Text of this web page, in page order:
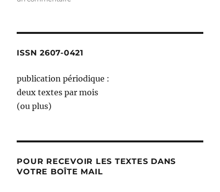
ISSN 2607-0421
publication périodique :
deux textes par mois
(ou plus)
POUR RECEVOIR LES TEXTES DANS
VOTRE BOÎTE MAIL